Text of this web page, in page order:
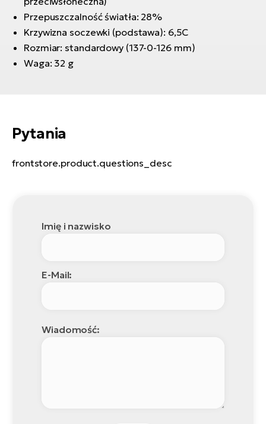
Przepuszczalność światła: 28%
Krzywizna soczewki (podstawa): 6,5C
Rozmiar: standardowy (137-0-126 mm)
Waga: 32 g
Pytania
frontstore.product.questions_desc
Imię i nazwisko
E-Mail:
Wiadomość: